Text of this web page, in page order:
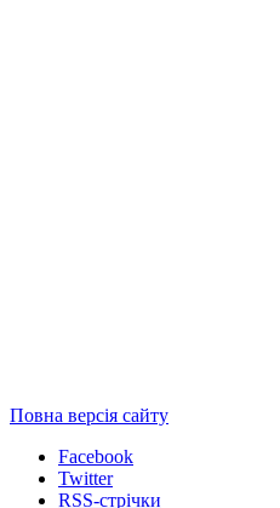
Повна версія сайту
Facebook
Twitter
RSS-стрічки